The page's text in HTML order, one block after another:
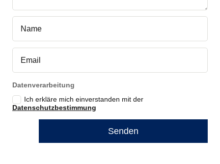
Datenverarbeitung
Ich erkläre mich einverstanden mit der
Datenschutzbestimmung
Senden